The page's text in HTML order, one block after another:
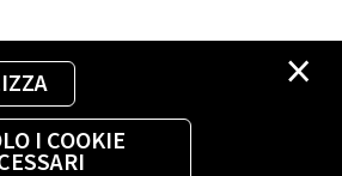
×
I COOKIE